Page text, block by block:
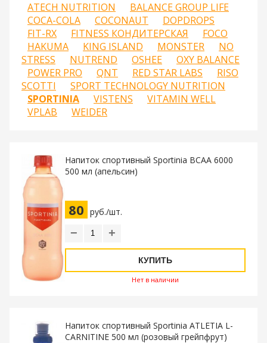
ATECH NUTRITION
BALANCE GROUP LIFE
COCA-COLA
COCONAUT
DOPDROPS
FIT-RX
FITNESS КОНДИТЕРСКАЯ
FOCO
HAKUMA
KING ISLAND MONSTER
NO
STRESS
NUTREND OSHEE
OXY BALANCE
POWER PRO
QNT RED STAR LABS
RISO
SCOTTI
SPORT TECHNOLOGY NUTRITION
SPORTINIA
VISTENS
VITAMIN WELL
VPLAB
WEIDER
Напиток спортивный Sportinia BCAA 6000
500 мл (апельсин)
80 руб./шт.
− +
КУПИТЬ
Нет в наличии
Напиток спортивный Sportinia ATLETIA L-
CARNITINE 500 мл (розовый грейпфрут)